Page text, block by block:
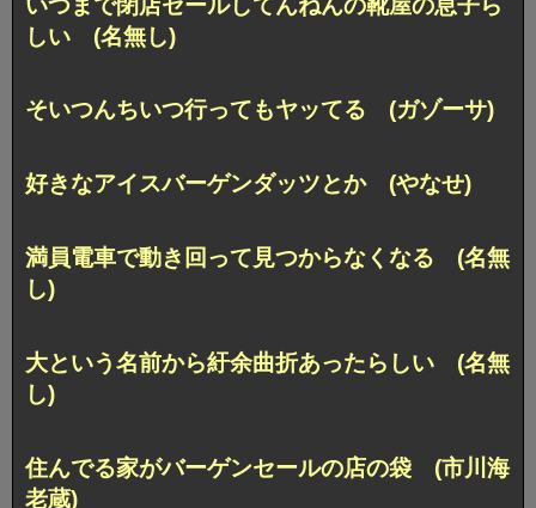
しい (名無し)
そいつんちいつ行ってもヤッてる (ガゾーサ)
好きなアイスバーゲンダッツとか (やなせ)
満員電車で動き回って見つからなくなる (名無
し)
大という名前から紆余曲折あったらしい (名無
し)
住んでる家がバーゲンセールの店の袋 (市川海
老蔵)